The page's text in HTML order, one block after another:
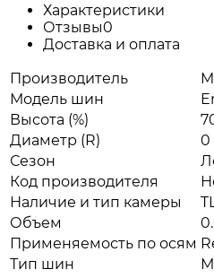
Характеристики
Отзывы0
Доставка и оплата
Производитель
Модель шин
Высота (%)
Диаметр (R)
0
Сезон
Код производителя
Наличие и тип камеры
Объем
Применяемость по осям
Тип шин